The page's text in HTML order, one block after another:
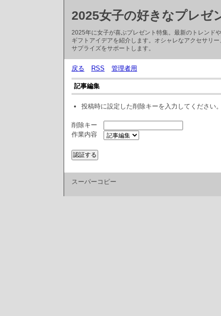
2025女子の好きなプレゼ
2025年に女子が喜ぶプレゼント特集。最新のトレンド
ギフトアイデアを紹介します。オシャレなアクセサリ
サプライズをサポートします。
戻る RSS 管理者用
記事編集
投稿時に設定した削除キーを入力してください
削除キー
作業内容
スーパーコピー